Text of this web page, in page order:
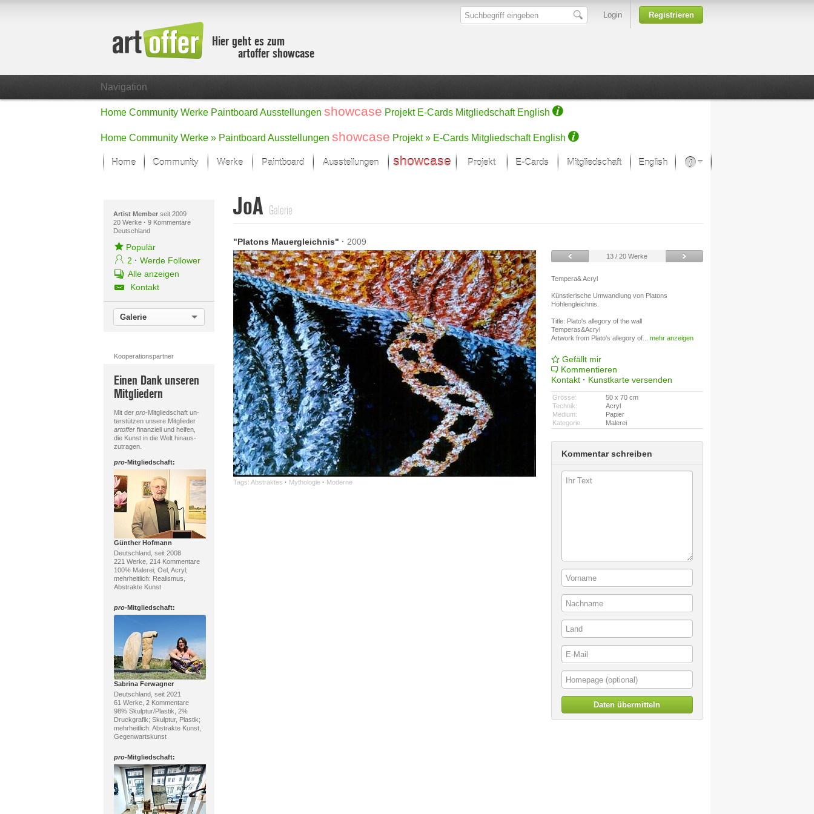
Hier geht es zum
artoffer showcase
Login Registrieren
Navigation
Home Community Werke Paintboard Ausstellungen showcase Projekt E-Cards Mitgliedschaft English
Home Community Werke » Paintboard Ausstellungen showcase Projekt » E-Cards Mitgliedschaft English
Home Community Werke
Der letzte Monat im Fokus
Alle Fokus-Werke
Fokus-Werke
Neue Werke – Auswahl
Alle neuen Werke
Grafik
Fotografie
Paintboard Ausstellungen showcase Projekt E-Cards Mitgliedschaft English
Kunsthäuser
Artist Memberseit 2009
20 Werke · 9 Kommentare
Deutschland
Populär
2 · Werde Follower
Alle anzeigen
Kontakt
Galerie
Kooperationspartner
Einen Dank unseren
Mitgliedern
Mit der pro-Mitgliedschaft un-
terstützen unsere Mitglieder
artofferfinanziell und helfen,
die Kunst in die Welt hinaus-
zutragen.
pro-Mitgliedschaft:
Günther Hofmann
Deutschland, seit 2008
221 Werke, 214 Kommentare
100% Malerei; Oel, Acryl;
mehrheitlich: Realismus,
Abstrakte Kunst
pro-Mitgliedschaft:
Sabrina Ferwagner
Deutschland, seit 2021
61 Werke, 2 Kommentare
98% Skulptur/Plastik, 2%
Druckgrafik; Skulptur, Plastik;
mehrheitlich: Abstrakte Kunst,
Gegenwartskunst
pro-Mitgliedschaft:
JoA Galerie
"Platons Mauergleichnis" · 2009
Tags: Abstraktes · Mythologie · Moderne
13 / 20 Werke
Tempera& Acryl
Künstlerische Umwandlung von Platons
Höhlengleichnis.
Title: Plato's allegory of the wall
Temperas&Acryl
Artwork from Plato's allegory of... mehr anzeigen
Gefällt mir
Kommentieren
Kontakt · Kunstkarte versenden
Grösse:
50 x 70 cm
Technik:
Acryl
Medium:
Papier
Kategorie:
Malerei
Kommentar schreiben
Daten übermitteln